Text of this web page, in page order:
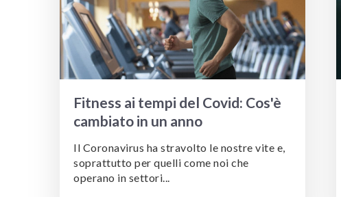
Fitness ai tempi del Covid: Cos'è
cambiato in un anno
Il Coronavirus ha stravolto le nostre vite e,
soprattutto per quelli come noi che
operano in settori...